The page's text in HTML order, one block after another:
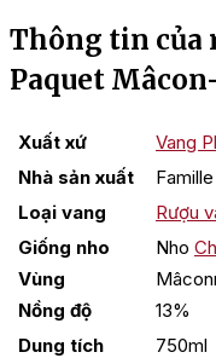
Thông tin của
Paquet
Xuất xứ
Vang
Nhà sản xuất
Loại vang
Rượu
Giống nho
Nho
Vùng
Nồng độ
13%
Dung tích
750ml